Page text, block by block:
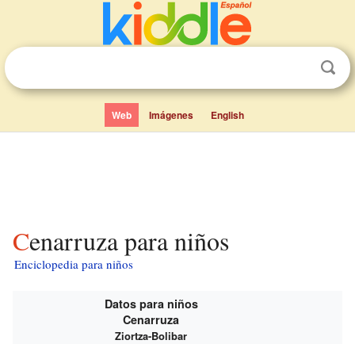
Web Imágenes English
Cenarruza para niños
Enciclopedia para niños
Datos para niños
Cenarruza
Ziortza-Bolibar